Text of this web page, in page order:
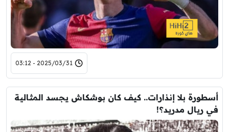
2025/03/31 - 03:12
أسطورة بلا إنذارات.. كيف كان بوشكاش يجسد المثالية
في ريال مدريد؟!